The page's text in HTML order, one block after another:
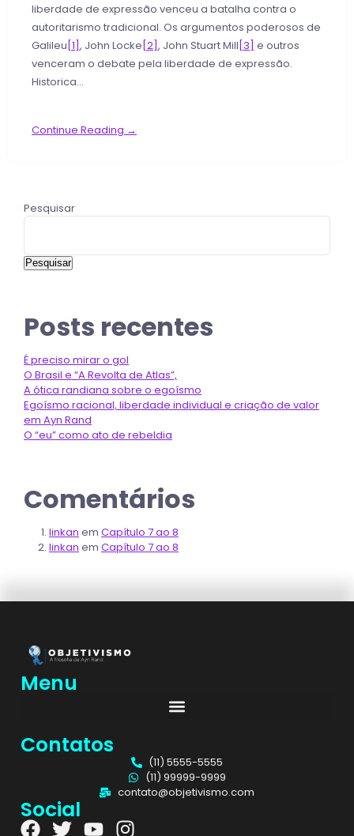
liberdade de expressão venceu a batalha contra o
autoritarismo tradicional. Os argumentos poderosos de
Galileu [1] , John Locke [2] , John Stuart Mill [3] e outros
venceram o debate pela liberdade de expressão.
Historica…
Continue Reading →
Pesquisar
Pesquisar
Posts recentes
É preciso mirar o gol
O Brasil e “A Revolta de Atlas”,
A ótica randiana sobre o egoísmo
Egoísmo racional, liberdade individual e criação de valor
em Ayn Rand
O “eu” como ato de rebeldia
Comentários
linkan em Capítulo 7 ao 8
linkan em Capítulo 7 ao 8
Menu
Contatos
(11) 5555-5555
(11) 99999-9999
contato@objetivismo.com
Social